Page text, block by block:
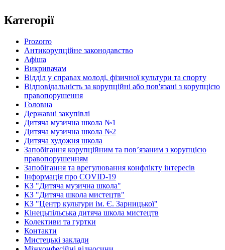
Категорії
Prozorro
Антикорупційне законодавство
Афіша
Викривачам
Відділ у справах молоді, фізичної культури та спорту
Відповідальність за корупційні або пов'язані з корупцією
правопорушення
Головна
Державні закупівлі
Дитяча музична школа №1
Дитяча музична школа №2
Дитяча художня школа
Запобігання корупційним та пов’язаним з корупцією
правопорушенням
Запобігання та врегулювання конфлікту інтересів
Інформація про COVID-19
КЗ "Дитяча музична школа"
КЗ "Дитяча школа мистецтв"
КЗ "Центр культури ім. Є. Зарницької"
Кінецьпільська дитяча школа мистецтв
Колективи та гуртки
Контакти
Мистецькі заклади